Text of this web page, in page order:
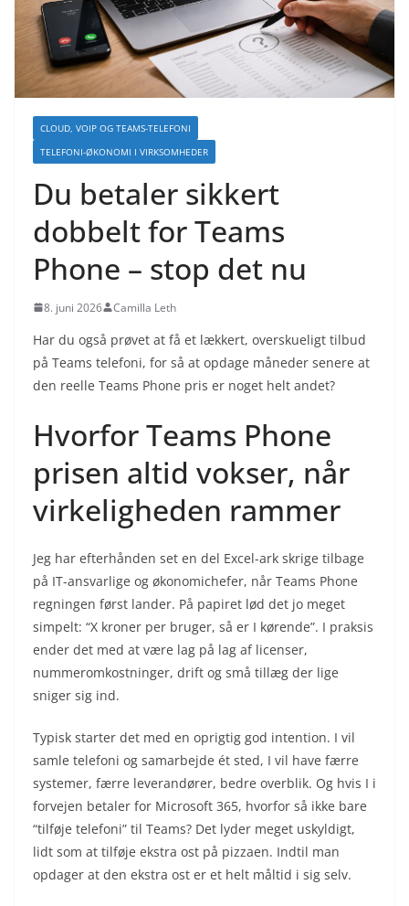
CLOUD, VOIP OG TEAMS-TELEFONI
TELEFONI-ØKONOMI I VIRKSOMHEDER
Du betaler sikkert
dobbelt for Teams
Phone – stop det nu
8. juni 2026 Camilla Leth
Har du også prøvet at få et lækkert, overskueligt tilbud
på Teams telefoni, for så at opdage måneder senere at
den reelle Teams Phone pris er noget helt andet?
Hvorfor Teams Phone
prisen altid vokser, når
virkeligheden rammer
Jeg har efterhånden set en del Excel-ark skrige tilbage
på IT-ansvarlige og økonomichefer, når Teams Phone
regningen først lander. På papiret lød det jo meget
simpelt: “X kroner per bruger, så er I kørende”. I praksis
ender det med at være lag på lag af licenser,
nummeromkostninger, drift og små tillæg der lige
sniger sig ind.
Typisk starter det med en oprigtig god intention. I vil
samle telefoni og samarbejde ét sted, I vil have færre
systemer, færre leverandører, bedre overblik. Og hvis I i
forvejen betaler for Microsoft 365, hvorfor så ikke bare
“tilføje telefoni” til Teams? Det lyder meget uskyldigt,
lidt som at tilføje ekstra ost på pizzaen. Indtil man
opdager at den ekstra ost er et helt måltid i sig selv.